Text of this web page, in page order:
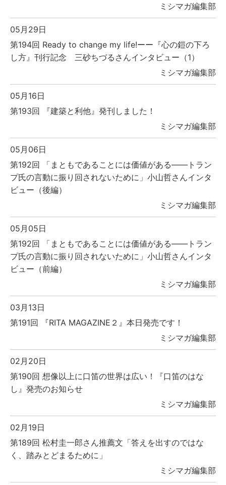
ミシマガ編集部
05月29日
第194回 Ready to change my life!ーー『心の鎧の下ろ
し方』刊行記念 三砂ちづるさんインタビュー（1）
ミシマガ編集部
05月16日
第193回 『建築と利他』発刊しました！
ミシマガ編集部
05月06日
第192回 「まともであることには価値がある――トラン
プ氏の言動に振り回されないために」小山哲さんインタ
ビュー（後編）
ミシマガ編集部
05月05日
第192回 「まともであることには価値がある――トラン
プ氏の言動に振り回されないために」小山哲さんインタ
ビュー（前編）
ミシマガ編集部
03月13日
第191回 『RITA MAGAZINE２』本日発売です！
ミシマガ編集部
02月20日
第190回 想像以上に口笛の世界は広い！『口笛のはな
し』発売のお知らせ
ミシマガ編集部
02月19日
第189回 松村圭一郎さん推薦文「答えを出すのではな
く、踏みとどまるために」
ミシマガ編集部